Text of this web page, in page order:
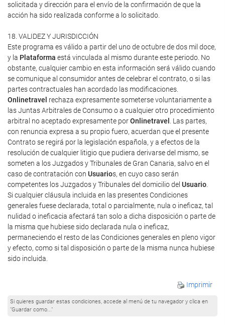
solicitada y dirección para el envío de la confirmación de que la
acción ha sido realizada conforme a lo solicitado.
18. VALIDEZ Y JURISDICCIÓN
Este programa es válido a partir del uno de octubre de dos mil doce,
y la Plataforma está vinculada al mismo durante este periodo. No
obstante, cualquier cambio en esta información será válido cuando
se comunique al consumidor antes de celebrar el contrato, o si las
partes contractuales han acordado las modificaciones.
Onlinetravel rechaza expresamente someterse voluntariamente a
las Juntas Arbitrales de Consumo o a cualquier otro procedimiento
arbitral no aceptado expresamente porOnlinetravel
. Las partes,
con renuncia expresa a su propio fuero, acuerdan que el presente
Contrato se regirá por la legislación española, y a efectos de la
resolución de cualquier litigio que pudiera derivarse del mismo, se
someten a los Juzgados y Tribunales de Gran Canaria, salvo en el
caso de contratación con Usuarios, en cuyo caso serán
competentes los Juzgados y Tribunales del domicilio del Usuario
Si cualquier cláusula incluida en las presentes Condiciones
generales fuese declarada, total o parcialmente, nula o ineficaz, tal
nulidad o ineficacia afectará tan solo a dicha disposición o parte de
la misma que hubiese sido declarada nula o ineficaz,
permaneciendo el resto de las Condiciones generales en pleno vigor
y efecto, como si tal disposición o parte de la misma nunca hubiese
sido incluida.
Imprimir
Si quieres guardar estas condiciones, accede al menú de tu navegador y clica en
"Guardar como..."